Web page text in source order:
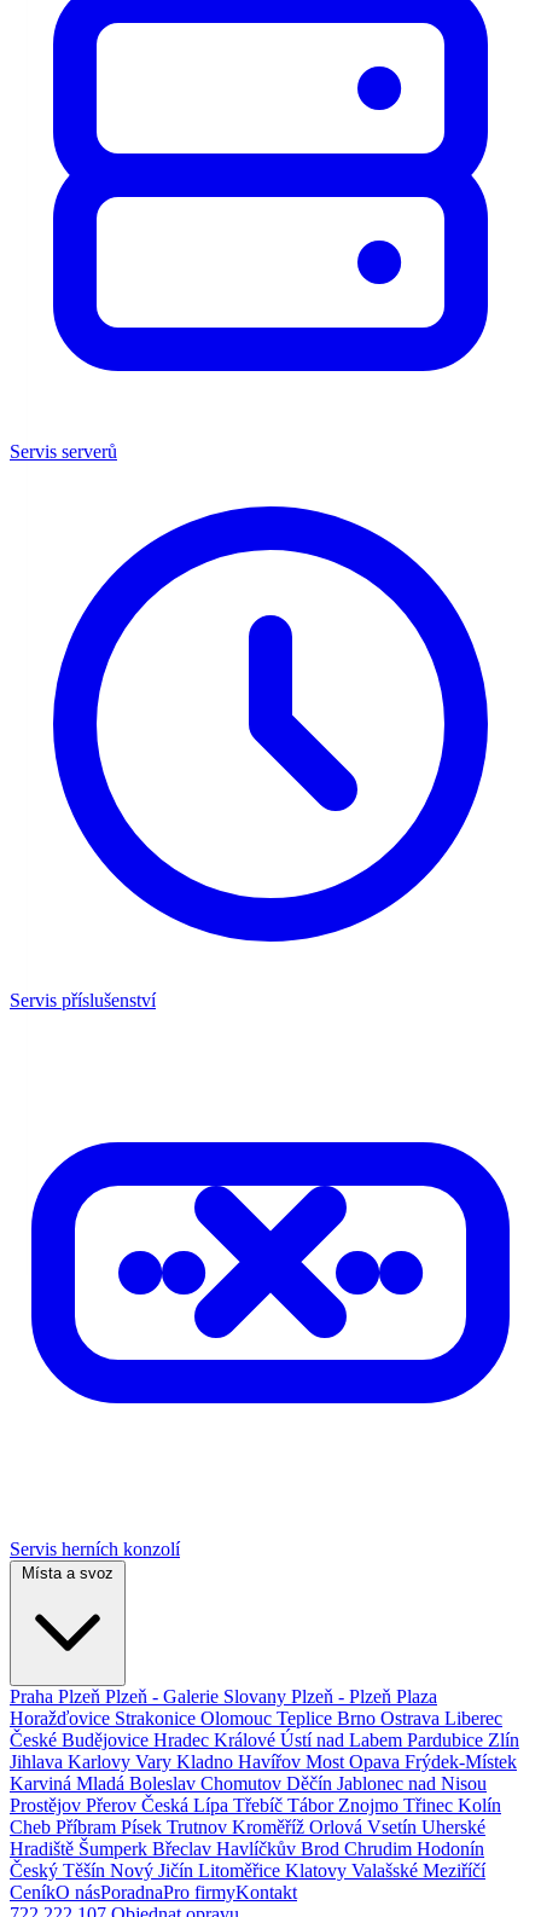
Servis serverů
Servis příslušenství
Servis herních konzolí
Místa a svoz
Praha Plzeň Plzeň - Galerie Slovany Plzeň - Plzeň Plaza
Horažďovice Strakonice Olomouc Teplice Brno Ostrava Liberec
České Budějovice Hradec Králové Ústí nad Labem Pardubice Zlín
Jihlava Karlovy Vary Kladno Havířov Most Opava Frýdek-Místek
Karviná Mladá Boleslav Chomutov Děčín Jablonec nad Nisou
Prostějov Přerov Česká Lípa Třebíč Tábor Znojmo Třinec Kolín
Cheb Příbram Písek Trutnov Kroměříž Orlová Vsetín Uherské
Hradiště Šumperk Břeclav Havlíčkův Brod Chrudim Hodonín
Český Těšín Nový Jičín Litoměřice Klatovy Valašské Meziříčí
CeníkO násPoradnaPro firmyKontakt